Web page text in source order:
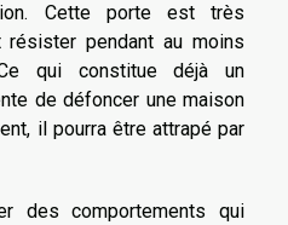
Cette porte est très
pendant au moins
qui constitue déjà un
de défoncer une maison
il pourra être attrapé par
des comportements qui